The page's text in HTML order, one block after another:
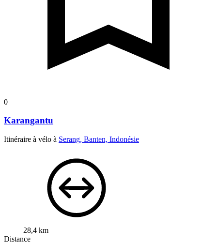
0
Karangantu
Itinéraire à vélo à Serang, Banten, Indonésie
28,4 km
Distance